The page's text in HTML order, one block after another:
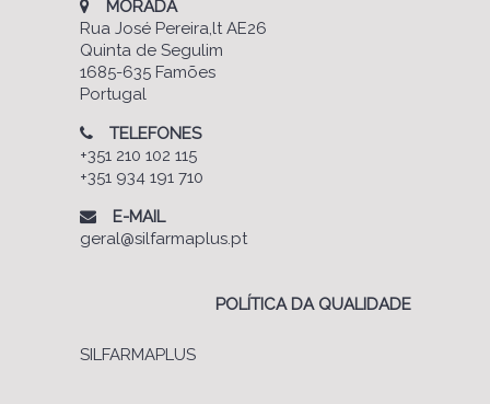
MORADA
Rua José Pereira,lt AE26
Quinta de Segulim
1685-635 Famões
Portugal
TELEFONES
+351 210 102 115
+351 934 191 710
E-MAIL
geral@silfarmaplus.pt
POLÍTICA DA QUALIDADE
SILFARMAPLUS